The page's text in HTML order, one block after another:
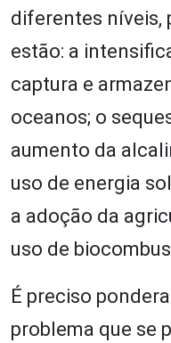
diferentes níveis,
estão: a
captura e
oceanos; o
aumento da
uso de energia
a adoção da
uso de
É preciso
problema que se